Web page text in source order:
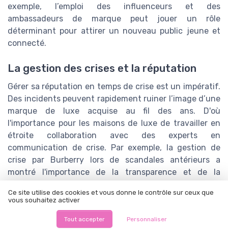
exemple, l’emploi des influenceurs et des
ambassadeurs de marque peut jouer un rôle
déterminant pour attirer un nouveau public jeune et
connecté.
La gestion des crises et la réputation
Gérer sa réputation en temps de crise est un impératif.
Des incidents peuvent rapidement ruiner l’image d’une
marque de luxe acquise au fil des ans. D'où
l'importance pour les maisons de luxe de travailler en
étroite collaboration avec des experts en
communication de crise. Par exemple, la gestion de
crise par Burberry lors de scandales antérieurs a
montré l'importance de la transparence et de la
maintenir la confiance de leurs clients.
TOP 10 des solutions
Ce site utilise des cookies et vous donne le contrôle sur ceux que
vous souhaitez activer
Tout accepter Personnaliser